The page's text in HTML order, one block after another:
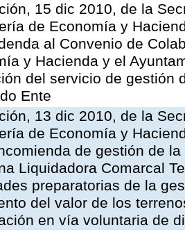
15 dic 2010, de la
de Economía y
al Convenio de
y Hacienda y el
del servicio de gestión
Ente
13 dic 2010, de la
de Economía y
de gestión de
Liquidadora Comarcal
preparatorias de la
del valor de los
en vía voluntaria de